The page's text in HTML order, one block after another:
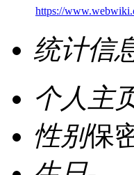
https://
统计信
个人主
性别保